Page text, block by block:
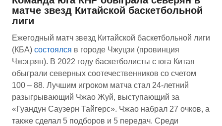
матче звезд Китайской баскетбольной
лиги
Ежегодный матч звезд Китайской баскетбольной лиги
(КБА) состоялся в городе Чжуцзи (провинция
Чжэцзян). В 2022 году баскетболисты с юга Китая
обыграли северных соотечественников со счетом
100 – 88. Лучшим игроком матча стал 24-летний
разыгрывающий Чжао Жуй, выступающий за
«Гуандун Саузерн Тайгерс». Чжао набрал 27 очков, а
также сделал 5 подборов и 5 передач. Среди